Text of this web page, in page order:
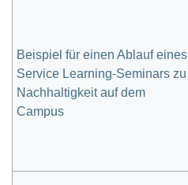
Beispiel für einen Ablauf eines
Service Learning-Seminars zu
Nachhaltigkeit auf dem
Campus